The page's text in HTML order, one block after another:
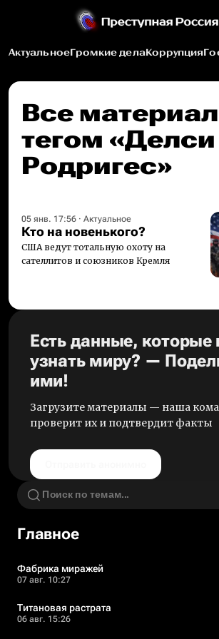
АктуальноеГромкие делаКоррупция
Все
тегом «Делси
Родригес»
05 янв. 17:56 · Актуальное
Кто на новенького?
США ведут тотальную охоту на
сателлитов и союзников Кремля
Есть данные, которые
узнать миру? —
ими!
Загрузите материалы — наша
проверит их и подтвердит факты
Главное
Фабрика миражей
07 авг. 10:27
Титановая растрата
06 авг. 15:26